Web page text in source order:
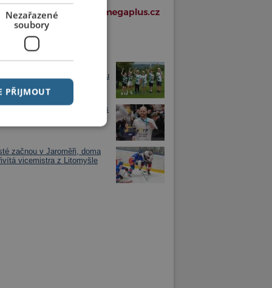
články v rubrice
republikové stříbro. V týmu
z Chrudimska
Záruba neprodloužil smlouvu s
začnou v Jaroměři, doma
vicemistra z Litomyšle
Nezařazené
soubory
PŘIJMOUT